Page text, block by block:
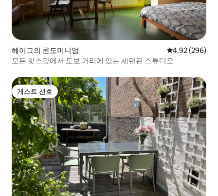
헤이그의 콘도미니엄 평점 4.92점(5
4.92 (296)
모든 핫스팟에서 도보 거리에 있는 세련된 스튜디오
게스트 선호
게스트 선호